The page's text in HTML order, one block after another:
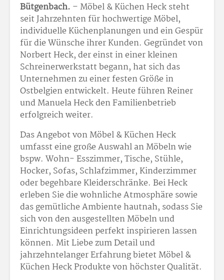
Bütgenbach. – Möbel & Küchen Heck steht
seit Jahrzehnten für hochwertige Möbel,
individuelle Küchenplanungen und ein Gespür
für die Wünsche ihrer Kunden. Gegründet von
Norbert Heck, der einst in einer kleinen
Schreinerwerkstatt begann, hat sich das
Unternehmen zu einer festen Größe in
Ostbelgien entwickelt. Heute führen Reiner
und Manuela Heck den Familienbetrieb
erfolgreich weiter.
Das Angebot von Möbel & Küchen Heck
umfasst eine große Auswahl an Möbeln wie
bspw. Wohn- Esszimmer, Tische, Stühle,
Hocker, Sofas, Schlafzimmer, Kinderzimmer
oder begehbare Kleiderschränke. Bei Heck
erleben Sie die wohnliche Atmosphäre sowie
das gemütliche Ambiente hautnah, sodass Sie
sich von den ausgestellten Möbeln und
Einrichtungsideen perfekt inspirieren lassen
können. Mit Liebe zum Detail und
jahrzehntelanger Erfahrung bietet Möbel &
Küchen Heck Produkte von höchster Qualität.